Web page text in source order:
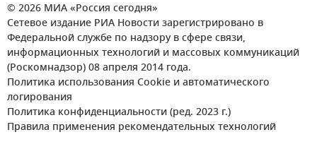
© 2026 МИА «Россия сегодня»
Сетевое издание РИА Новости зарегистрировано в
Федеральной службе по надзору в сфере связи,
информационных технологий и массовых коммуникаций
(Роскомнадзор) 08 апреля 2014 года.
Политика использования Cookie и автоматического
логирования
Политика конфиденциальности (ред. 2023 г.)
Правила применения рекомендательных технологий